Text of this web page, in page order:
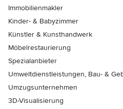
Immobilienmakler
Kinder- & Babyzimmer
Künstler & Kunsthandwerk
Möbelrestaurierung
Spezialanbieter
Umweltdienstleistungen, Bau- &
Umzugsunternehmen
3D-Visualisierung